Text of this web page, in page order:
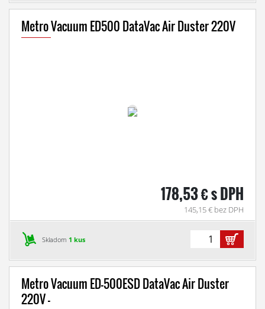
Metro Vacuum ED500 DataVac Air Duster 220V
178,53 € s DPH
145,15 € bez DPH
Skladom 1 kus
Metro Vacuum ED-500ESD DataVac Air Duster
220V -